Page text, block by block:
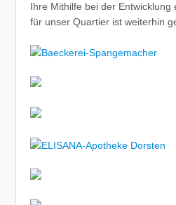
Ihre Mithilfe bei der Entwicklung
für unser Quartier ist weiterhin